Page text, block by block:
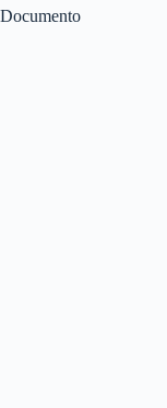
Documento